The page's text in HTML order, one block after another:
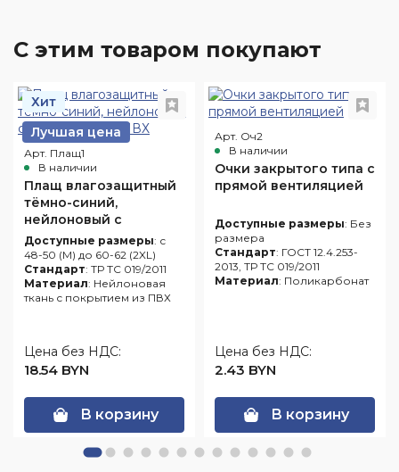
С этим товаром покупают
Хит
Лучшая цена
Арт. Плащ1
В наличии
Плащ влагозащитный
тёмно-синий,
нейлоновый с
покрытием из ПВХ
Доступные размеры: с
48-50 (M) до 60-62 (2XL)
Стандарт: ТР ТС 019/2011
Материал: Нейлоновая
ткань с покрытием из ПВХ
Цена без НДС:
18.54 BYN
В корзину
Арт. Оч2
В наличии
Очки закрытого типа с
прямой вентиляцией
Доступные размеры: Без
размера
Стандарт: ГОСТ 12.4.253-
2013, ТР ТС 019/2011
Материал: Поликарбонат
Цена без НДС:
2.43 BYN
В корзину